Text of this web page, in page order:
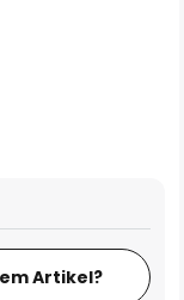
Artikel?